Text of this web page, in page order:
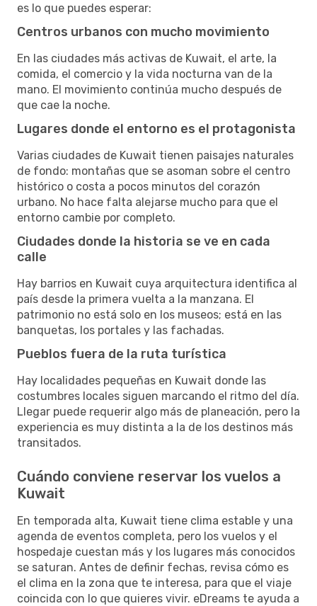
es lo que puedes esperar:
Centros urbanos con mucho movimiento
En las ciudades más activas de Kuwait, el arte, la
comida, el comercio y la vida nocturna van de la
mano. El movimiento continúa mucho después de
que cae la noche.
Lugares donde el entorno es el protagonista
Varias ciudades de Kuwait tienen paisajes naturales
de fondo: montañas que se asoman sobre el centro
histórico o costa a pocos minutos del corazón
urbano. No hace falta alejarse mucho para que el
entorno cambie por completo.
Ciudades donde la historia se ve en cada
calle
Hay barrios en Kuwait cuya arquitectura identifica al
país desde la primera vuelta a la manzana. El
patrimonio no está solo en los museos; está en las
banquetas, los portales y las fachadas.
Pueblos fuera de la ruta turística
Hay localidades pequeñas en Kuwait donde las
costumbres locales siguen marcando el ritmo del día.
Llegar puede requerir algo más de planeación, pero la
experiencia es muy distinta a la de los destinos más
transitados.
Cuándo conviene reservar los vuelos a
Kuwait
En temporada alta, Kuwait tiene clima estable y una
agenda de eventos completa, pero los vuelos y el
hospedaje cuestan más y los lugares más conocidos
se saturan. Antes de definir fechas, revisa cómo es
el clima en la zona que te interesa, para que el viaje
coincida con lo que quieres vivir. eDreams te ayuda a